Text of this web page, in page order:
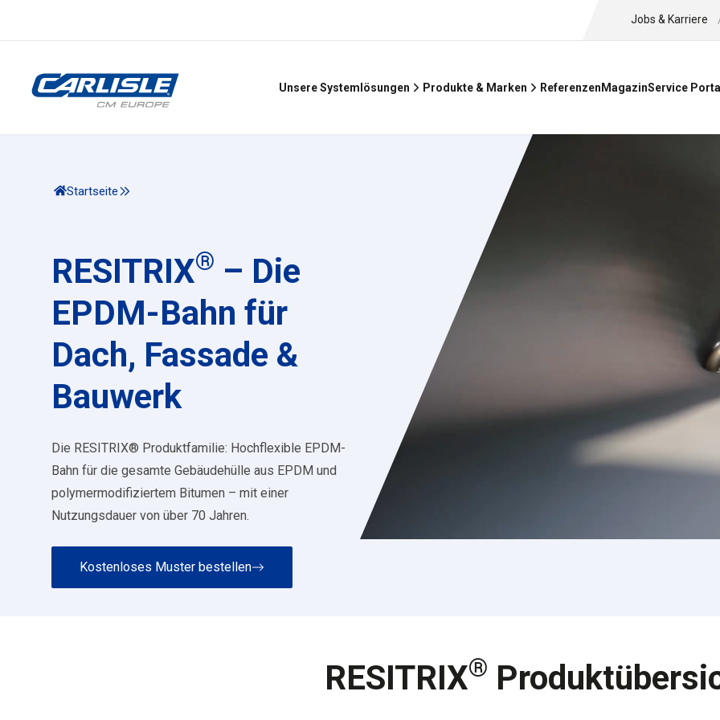
Jobs & Karriere
Unsere Systemlösungen Produkte & Marken Referenzen MagazinService
Startseite
RESITRIX® – Die
EPDM-Bahn für
Dach, Fassade &
Bauwerk
Die RESITRIX® Produktfamilie: Hochflexible EPDM-
Bahn für die gesamte Gebäudehülle aus EPDM und
polymermodifiziertem Bitumen – mit einer
Nutzungsdauer von über 70 Jahren.
Kostenloses Muster bestellen
RESITRIX®